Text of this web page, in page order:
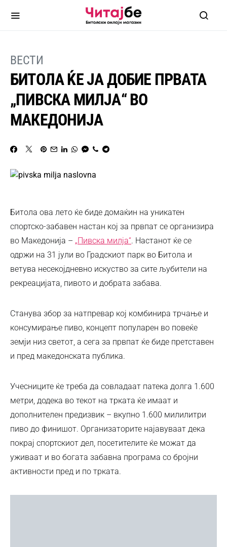
ВЕСТИ
БИТОЛА ЌЕ ЈА ДОБИЕ ПРВАТА
„ПИВСКА МИЛЈА“ ВО
МАКЕДОНИЈА
Битола ова лето ќе биде домаќин на уникатен
спортско-забавен настан кој за првпат се организира
во Македонија – „Пивска милја“. Настанот ќе се
одржи на 31 јули во Градскиот парк во Битола и
ветува несекојдневно искуство за сите љубители на
рекреацијата, пивото и добрата забава.
Станува збор за натпревар кој комбинира трчање и
консумирање пиво, концепт популарен во повеќе
земји низ светот, а сега за првпат ќе биде претставен
и пред македонската публика.
Учесниците ќе треба да совладаат патека долга 1.600
метри, додека во текот на трката ќе имаат и
дополнителен предизвик – вкупно 1.600 милилитри
пиво до финишот. Организаторите најавуваат дека
покрај спортскиот дел, посетителите ќе можат да
уживаат и во богата забавна програма со бројни
активности пред и по трката.